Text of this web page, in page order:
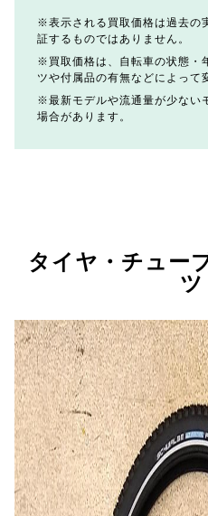
表示される買取価格は過去の
証するものではありません。
買取価格は、自転車の状態・
ツや付属品の有無などによって
最新モデルや流通量が少ない
場合があります。
タイヤ・チュー
ツ